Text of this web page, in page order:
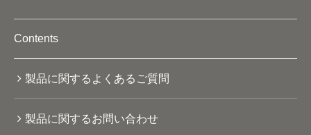
Contents
製品に関するよくあるご質問
製品に関するお問い合わせ